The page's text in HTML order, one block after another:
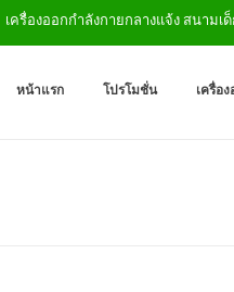
เครื่องออกกำลังกายกลางแจ้ง สนามเด็
หน้าแรก โปรโมชั่น เครื่อ